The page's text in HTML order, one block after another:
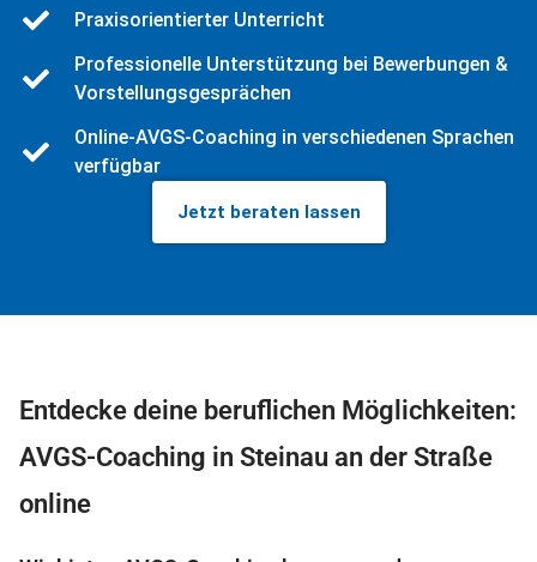
Praxisorientierter Unterricht
Professionelle Unterstützung bei Bewerbungen &
Vorstellungsgesprächen
Online-AVGS-Coaching in verschiedenen Sprachen
verfügbar
Jetzt beraten lassen
Entdecke deine beruflichen Möglichkeiten:
AVGS-Coaching in Steinau an der Straße
online